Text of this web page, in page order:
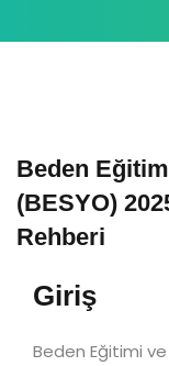
Beden
(BESYO)
Rehberi
Giriş
Beden Eğitimi ve